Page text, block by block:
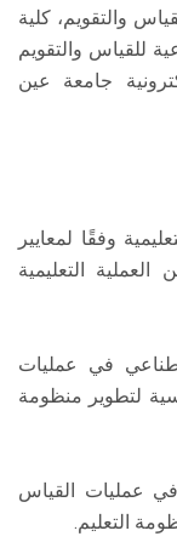
والتقويم، كلية
للقياس والتقويم
جامعة عين
وفقًا لمعايير
التعليمية
في عمليات
لتطوير منظومة
في عمليات القياس
التعليم.